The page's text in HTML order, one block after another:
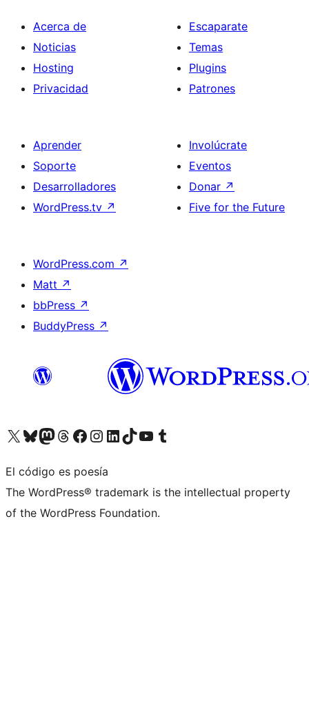
Acerca de
Noticias
Hosting
Privacidad
Escaparate
Temas
Plugins
Patrones
Aprender
Soporte
Desarrolladores
WordPress.tv ↗
Involúcrate
Eventos
Donar ↗
Five for the Future
WordPress.com ↗
Matt ↗
bbPress ↗
BuddyPress ↗
Visita nuestra cuenta de X (anteriormente Twitter)
Visita nuestra cuenta de Bluesky
Visita nuestra cuenta de Mastodon
Visita nuestra cuenta de Threads
Visita nuestra página de Facebook
Visita nuestra cuenta de Instagram
Visita nuestra cuenta de LinkedIn
Visita nuestra cuenta de TikTok
Visita nuestro canal de YouTube
Visita nuestra cuenta de Tumblr
El código es poesía
The WordPress® trademark is the intellectual property
of the WordPress Foundation.